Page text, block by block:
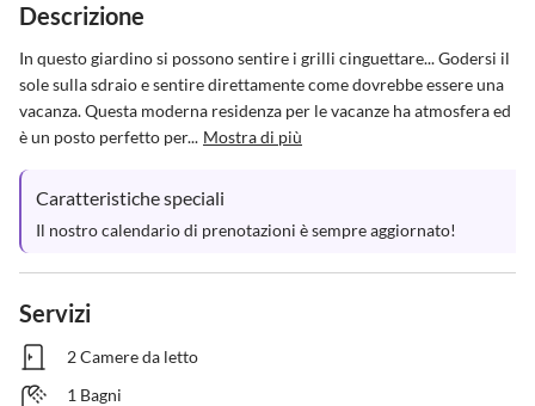
Descrizione
In questo giardino si possono sentire i grilli cinguettare... Godersi il
sole sulla sdraio e sentire direttamente come dovrebbe essere una
vacanza. Questa moderna residenza per le vacanze ha atmosfera ed
è un posto perfetto per... Mostra di più
Caratteristiche speciali
Il nostro calendario di prenotazioni è sempre aggiornato!
Servizi
2 Camere da letto
1 Bagni